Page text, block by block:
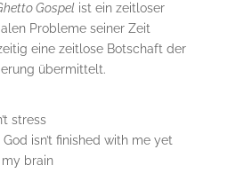
Gospelist ein zeitloser
Probleme seiner Zeit
eine zeitlose Botschaft der
übermittelt.
stress
isn’t finished with me yet
my brain